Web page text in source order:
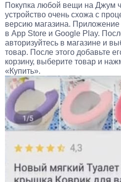
Покупка любой вещи на Джум
устройство очень схожа с
версию магазина. Приложение
в App Store и Google Play.
авторизуйтесь в магазине и
товар. После этого добавьте
корзину, выберите товар и
«Купить».